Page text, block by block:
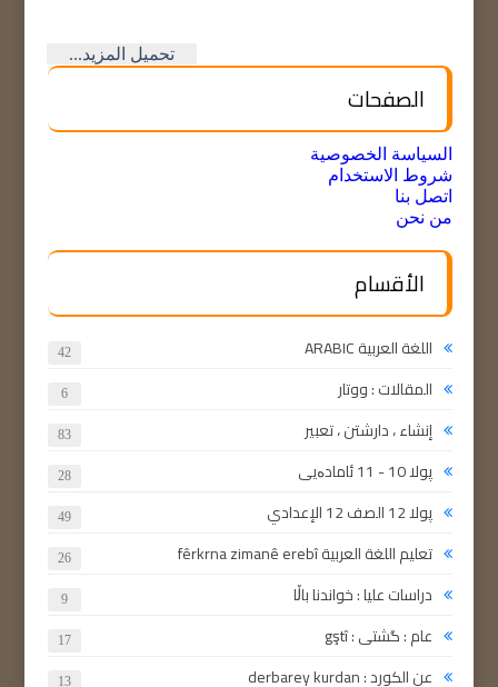
تحميل المزيد...
الصفحات
السياسة الخصوصية
شروط الاستخدام
اتصل بنا
من نحن
الأقسام
اللغة العربية ARABIC 42
المقالات : ووتار 6
إنشاء ، دارشتن ، تعبير 83
پولا 10 - 11 ئامادەیی 28
پولا 12 الصف 12 الإعدادي 49
تعليم اللغة العربية fêrkrna zimanê erebî 26
دراسات عليا : خواندنا باڵا 9
عام : گشتی : gştî 17
عن الكورد : derbarey kurdan 13